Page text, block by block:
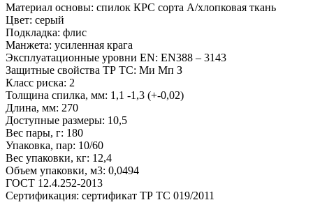
Материал основы: спилок КРС сорта А/хлопковая ткань
Цвет: серый
Подкладка: флис
Манжета: усиленная крага
Эксплуатационные уровни EN: EN388 – 3143
Защитные свойства ТР ТС: Ми Мп З
Класс риска: 2
Толщина спилка, мм: 1,1 -1,3 (+-0,02)
Длина, мм: 270
Доступные размеры: 10,5
Вес пары, г: 180
Упаковка, пар: 10/60
Вес упаковки, кг: 12,4
Объем упаковки, м3: 0,0494
ГОСТ 12.4.252-2013
Сертификация: сертификат ТР ТС 019/2011